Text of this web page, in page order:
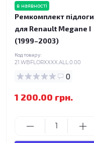
в наявності
Ремкомплект підлоги
для Renault Megane I
(1999–2003)
Код товару:
21.WBFLORXXXX.ALL.0.00
0
1 200.00 грн.